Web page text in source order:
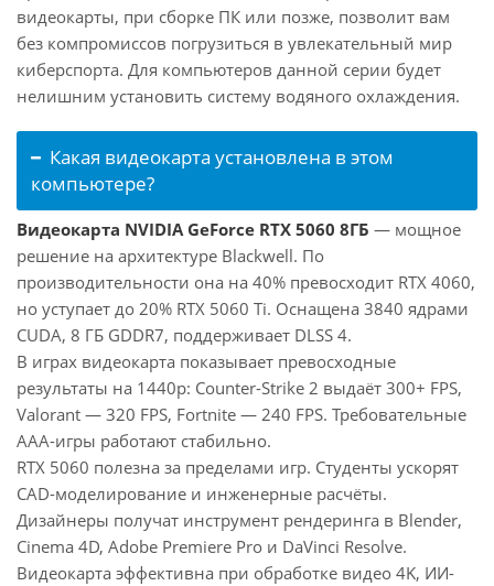
видеокарты, при сборке ПК или позже, позволит вам
без компромиссов погрузиться в увлекательный мир
киберспорта. Для компьютеров данной серии будет
нелишним установить систему водяного охлаждения.
Какая видеокарта установлена в этом
компьютере?
Видеокарта NVIDIA GeForce RTX 5060 8ГБ — мощное
решение на архитектуре Blackwell. По
производительности она на 40% превосходит RTX 4060,
но уступает до 20% RTX 5060 Ti. Оснащена 3840 ядрами
CUDA, 8 ГБ GDDR7, поддерживает DLSS 4.
В играх видеокарта показывает превосходные
результаты на 1440p: Counter-Strike 2 выдаёт 300+ FPS,
Valorant — 320 FPS, Fortnite — 240 FPS. Требовательные
AAA-игры работают стабильно.
RTX 5060 полезна за пределами игр. Студенты ускорят
CAD-моделирование и инженерные расчёты.
Дизайнеры получат инструмент рендеринга в Blender,
Cinema 4D, Adobe Premiere Pro и DaVinci Resolve.
Видеокарта эффективна при обработке видео 4K, ИИ-